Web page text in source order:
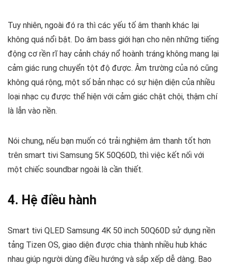
Tuy nhiên, ngoài đó ra thì các yếu tố âm thanh khác lại
không quá nổi bật. Do âm bass giới hạn cho nên những tiếng
động cơ rền rĩ hay cảnh cháy nổ hoành tráng không mang lại
cảm giác rung chuyển tột độ được. Âm trường của nó cũng
không quá rộng, một số bản nhạc có sự hiện diện của nhiều
loại nhạc cụ được thể hiện với cảm giác chật chội, thậm chí
là lẫn vào nền.
Nói chung, nếu bạn muốn có trải nghiệm âm thanh tốt hơn
trên smart tivi Samsung 5K 50Q60D, thì việc kết nối với
một chiếc soundbar ngoài là cần thiết.
4. Hệ điều hành
Smart tivi QLED Samsung 4K 50 inch 50Q60D sử dụng nền
tảng Tizen OS, giao diện được chia thành nhiều hub khác
nhau giúp người dùng điều hướng và sắp xếp dễ dàng. Bao